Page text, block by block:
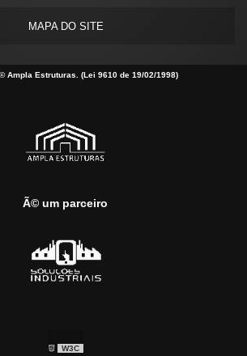
MAPA DO SITE
Ampla Estruturas. (Lei 9610 de 19/02/1998)
Ã© um parceiro
W3C